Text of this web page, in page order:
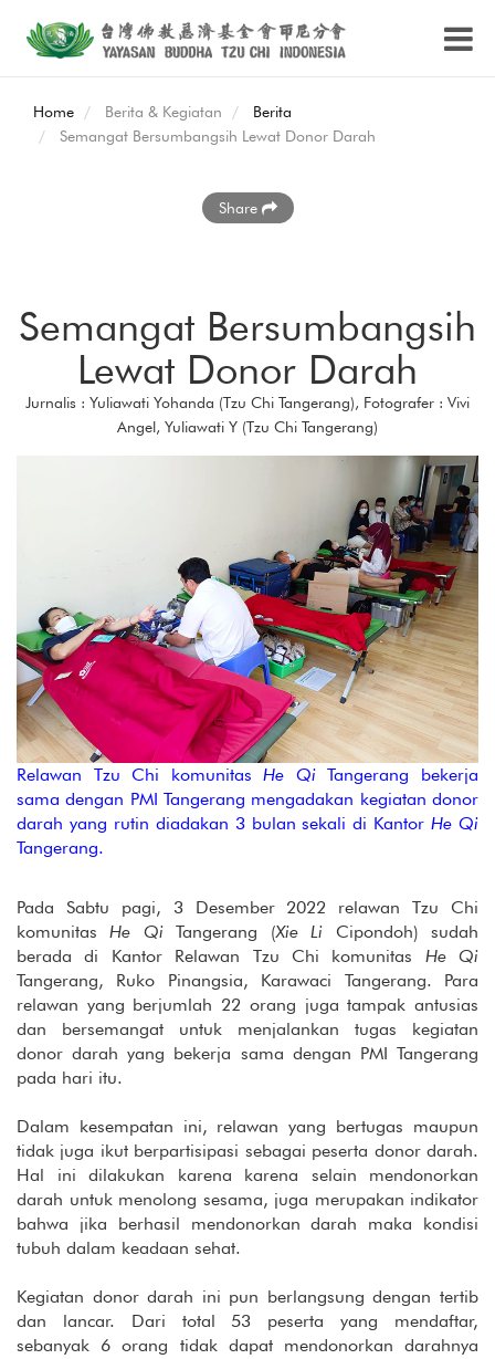
Home Berita & Kegiatan
Berita
Semangat Bersumbangsih Lewat Donor Darah
Share
Semangat Bersumbangsih
Lewat Donor Darah
Jurnalis : Yuliawati Yohanda (Tzu Chi Tangerang), Fotografer : Vivi
Angel, Yuliawati Y (Tzu Chi Tangerang)
Relawan Tzu Chi komunitasHe QiTangerang bekerja
sama dengan PMI Tangerang mengadakan kegiatan donor
darah yang rutin diadakan 3 bulan sekali di KantorHe Qi
Tangerang.
Pada Sabtu pagi, 3 Desember 2022 relawan Tzu Chi
komunitasHe QiTangerang (Xie Li Cipondoh) sudah
berada di Kantor Relawan Tzu Chi komunitas He Qi
Tangerang, Ruko Pinangsia, Karawaci Tangerang. Para
relawan yang berjumlah 22 orang juga tampak antusias
dan bersemangat untuk menjalankan tugas kegiatan
donor darah yang bekerja sama dengan PMI Tangerang
pada hari itu.
Dalam kesempatan ini, relawan yang bertugas maupun
tidak juga ikut berpartisipasi sebagai peserta donor darah.
Hal ini dilakukan karena karena selain mendonorkan
darah untuk menolong sesama, juga merupakan indikator
bahwa jika berhasil mendonorkan darah maka kondisi
tubuh dalam keadaan sehat.
Kegiatan donor darah ini pun berlangsung dengan tertib
dan lancar. Dari total 53 peserta yang mendaftar,
sebanyak 6 orang tidak dapat mendonorkan darahnya